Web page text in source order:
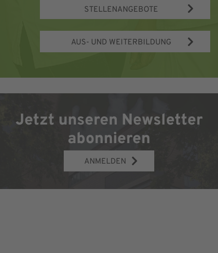
STELLENANGEBOTE
AUS- UND WEITERBILDUNG
Jetzt unseren Newsletter
abonnieren
ANMELDEN